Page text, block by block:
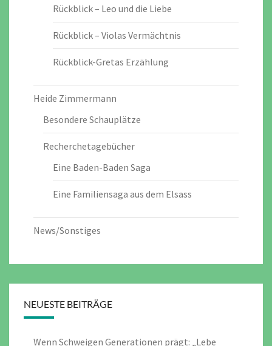
Rückblick – Leo und die Liebe
Rückblick – Violas Vermächtnis
Rückblick-Gretas Erzählung
Heide Zimmermann
Besondere Schauplätze
Recherchetagebücher
Eine Baden-Baden Saga
Eine Familiensaga aus dem Elsass
News/Sonstiges
NEUESTE BEITRÄGE
Wenn Schweigen Generationen prägt: „Lebe